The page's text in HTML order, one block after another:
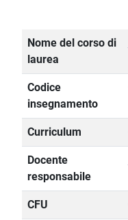
Nome del corso di
laurea
Codice
insegnamento
Curriculum
Docente
responsabile
CFU